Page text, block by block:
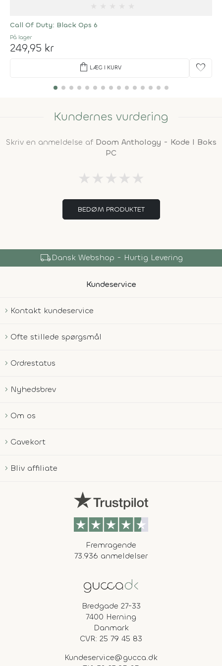
Call Of Duty: Black Ops 6
På lager
249,95 kr
shopping_bag LÆG I KURV favorite
Kundernes vurdering
Skriv en anmeldelse af Doom Anthology - Kode I Boks
PC
★ ★ ★ ★ ★
BEDØM PRODUKTET
local_shippingDansk Webshop - Hurtig Levering
Kundeservice
Kontakt kundeservice
Ofte stillede spørgsmål
Ordrestatus
Nyhedsbrev
Om os
Gavekort
Bliv affiliate
Fremragende
73.936 anmeldelser
Bredgade 27-33
7400 Herning
Danmark
CVR: 25 79 45 83
Kundeservice@gucca.dk